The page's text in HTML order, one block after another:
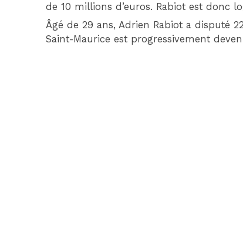
de 10 millions d’euros. Rabiot est donc
Âgé de 29 ans, Adrien Rabiot a disputé
Saint-Maurice est progressivement